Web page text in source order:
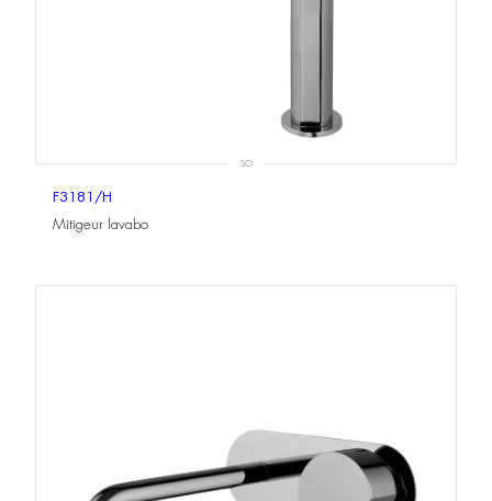
SO
F3181/H
Mitigeur lavabo